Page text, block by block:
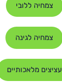
צמחיה ללובי
צמחיה לגינה
עציצים מלאכותיים